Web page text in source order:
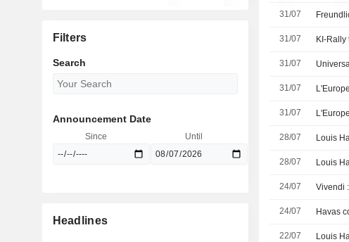
31/07
31/07 KI-
31/07
31/07
31/07
28/07 Louis
28/07
24/07 Vivendi
24/07 Havas
22/07 Louis
Filters
Search
Announcement Date
Since Until
Headlines